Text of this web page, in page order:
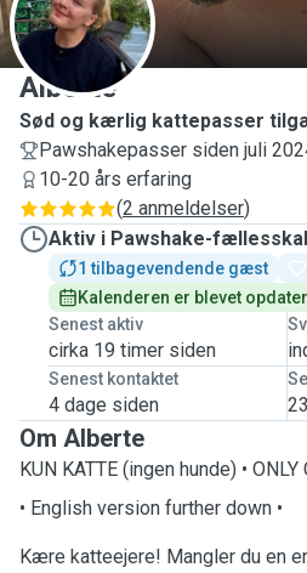
A
Alberte
Sød og kærlig kattepasser
Pawshakepasser siden juli
10-20 års erfaring
(2 anmeldelser)
Aktiv i Pawshake-
1 tilbagevendende gæst
Kalenderen er blevet
Senest aktiv
cirka 19 timer siden
Senest kontaktet
4 dage siden
Om Alberte
KUN KATTE (ingen hunde) •
• English version further down •
Kære katteejere! Mangler du en